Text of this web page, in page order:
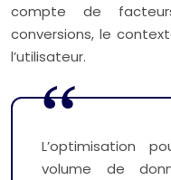
compte de
conversions, le
l’utilisateur.
L’optimisation
volume de